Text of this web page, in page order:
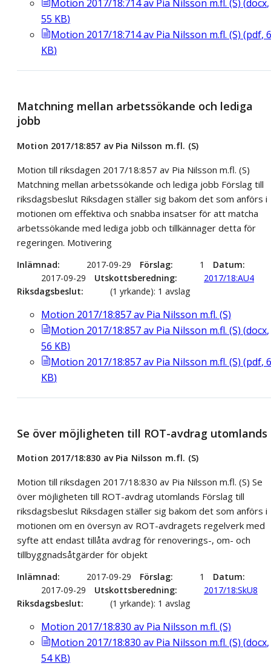
Motion 2017/18:714 av Pia Nilsson m.fl. (S) (docx,
55 KB)
Motion 2017/18:714 av Pia Nilsson m.fl. (S) (pdf,
KB)
Matchning mellan arbetssökande och lediga
jobb
Motion 2017/18:857 av Pia Nilsson m.fl. (S)
Motion till riksdagen 2017/18:857 av Pia Nilsson m.fl. (S)
Matchning mellan arbetssökande och lediga jobb Förslag till
riksdagsbeslut Riksdagen ställer sig bakom det som anförs i
motionen om effektiva och snabba insatser för att matcha
arbetssökande med lediga jobb och tillkännager detta för
regeringen. Motivering
Inlämnad 2017-09-29 Förslag 1
Datum
2017-09-29
Utskottsberedning
2017/18:AU4
Riksdagsbeslut
(1 yrkande): 1 avslag
Motion 2017/18:857 av Pia Nilsson m.fl. (S)
Motion 2017/18:857 av Pia Nilsson m.fl. (S) (docx,
56 KB)
Motion 2017/18:857 av Pia Nilsson m.fl. (S) (pdf,
KB)
Se över möjligheten till ROT-avdrag utomlands
Motion 2017/18:830 av Pia Nilsson m.fl. (S)
Motion till riksdagen 2017/18:830 av Pia Nilsson m.fl. (S) Se
över möjligheten till ROT-avdrag utomlands Förslag till
riksdagsbeslut Riksdagen ställer sig bakom det som anförs i
motionen om en översyn av ROT-avdragets regelverk med
syfte att endast tillåta avdrag för renoverings-, om- och
tillbyggnadsåtgärder för objekt
Inlämnad 2017-09-29 Förslag 1
Datum
2017-09-29
Utskottsberedning
2017/18:SkU8
Riksdagsbeslut
(1 yrkande): 1 avslag
Motion 2017/18:830 av Pia Nilsson m.fl. (S)
Motion 2017/18:830 av Pia Nilsson m.fl. (S) (docx,
54 KB)